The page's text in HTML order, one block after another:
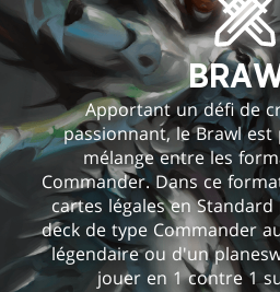
Apportant un défi de
passionnant, le Brawl
mélange entre les
Commander. Dans ce
cartes légales en
deck de type Commander
légendaire ou d'un
jouer en 1 contre 1